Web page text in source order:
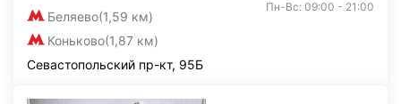
Беляево(1,59 км)
Коньково(1,87 км)
Пн-Вс: 09:00 - 21:00
Севастопольский пр-кт, 95Б